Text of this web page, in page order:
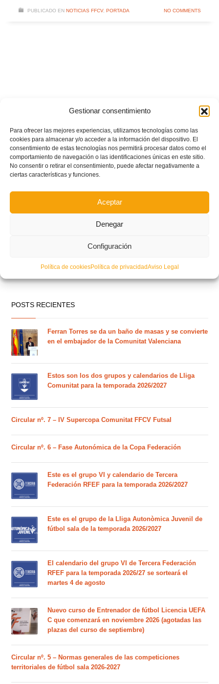
Gestionar consentimiento
Para ofrecer las mejores experiencias, utilizamos tecnologías como las
cookies para almacenar y/o acceder a la información del dispositivo. El
consentimiento de estas tecnologías nos permitirá procesar datos como el
comportamiento de navegación o las identificaciones únicas en este sitio.
No consentir o retirar el consentimiento, puede afectar negativamente a
ciertas características y funciones.
Aceptar
Denegar
Configuración
Política de cookiesPolítica de privacidadAviso Legal
PUBLICADO EN NOTICIAS FFCV, PORTADA NO COMMENTS
POSTS RECIENTES
Ferran Torres se da un baño de masas y se convierte
en el embajador de la Comunitat Valenciana
Estos son los dos grupos y calendarios de Lliga
Comunitat para la temporada 2026/2027
Circular nº. 7 – IV Supercopa Comunitat FFCV Futsal
Circular nº. 6 – Fase Autonómica de la Copa Federación
Este es el grupo VI y calendario de Tercera
Federación RFEF para la temporada 2026/2027
Este es el grupo de la Lliga Autonòmica Juvenil de
fútbol sala de la temporada 2026/2027
El calendario del grupo VI de Tercera Federación
RFEF para la temporada 2026/27 se sorteará el
martes 4 de agosto
Nuevo curso de Entrenador de fútbol Licencia UEFA
C que comenzará en noviembre 2026 (agotadas las
plazas del curso de septiembre)
Circular nº. 5 – Normas generales de las competiciones
territoriales de fútbol sala 2026-2027